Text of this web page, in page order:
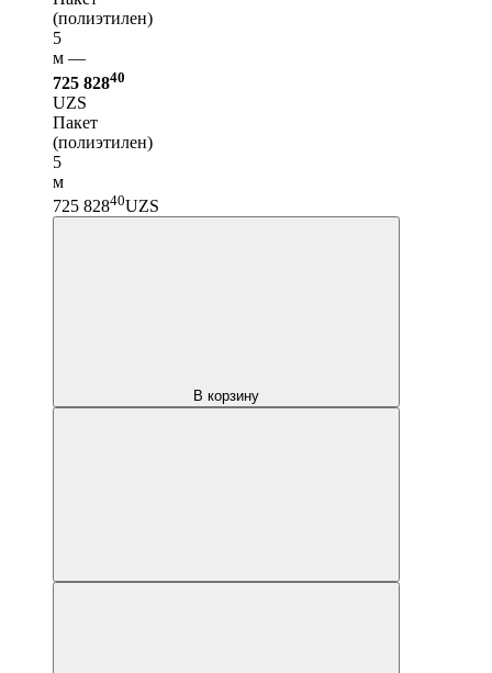
(полиэтилен)
5
м —
725 82840
UZS
Пакет
(полиэтилен)
5
м
725 82840UZS
В корзину